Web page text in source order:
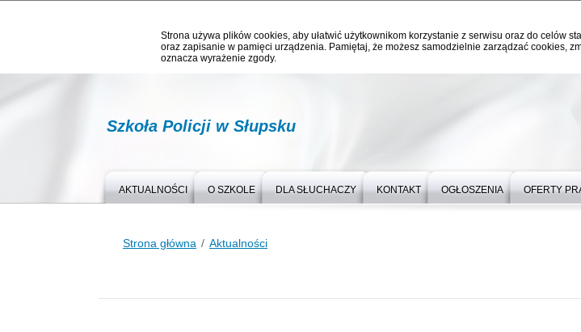
Strona używa plików cookies, aby ułatwić użytkownikom korzystanie z serwisu oraz do celów
oraz zapisanie w pamięci urządzenia. Pamiętaj, że możesz samodzielnie zarządzać cookies,
oznacza wyrażenie zgody.
Szkoła Policji w Słupsku
AKTUALNOŚCI O SZKOLE DLA SŁUCHACZY KONTAKT OGŁOSZENIA OFERTY
Strona główna Aktualności